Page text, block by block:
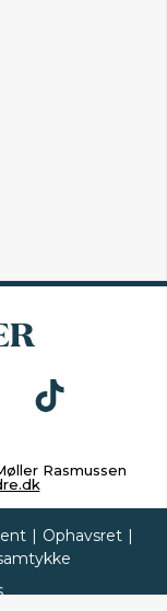
Rasmussen
| Ophavsret |